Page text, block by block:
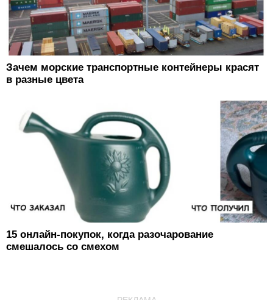
Зачем морские транспортные контейнеры красят
в разные цвета
15 онлайн-покупок, когда разочарование
смешалось со смехом